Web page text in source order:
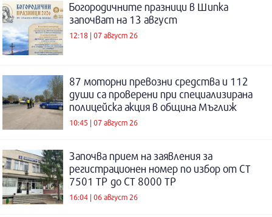
Богородичните празници в Шипка
започват на 13 август
12:18 | 07 август 26
87 моторни превозни средства и 112
души са проверени при специализирана
полицейска акция в община Мъглиж
10:45 | 07 август 26
Започва прием на заявления за
регистрационен номер по избор от СТ
7501 ТР до СТ 8000 ТР
16:04 | 06 август 26